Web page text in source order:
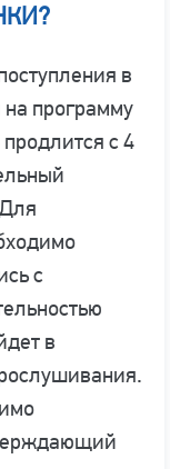
в
на программу
с 4
с
в